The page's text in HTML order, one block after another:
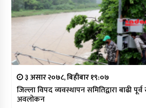
३ असार २०७८, बिहीबार १९:०७
जिल्ला विपद व्यवस्थापन समितिद्वारा बाढी
अवलोकन